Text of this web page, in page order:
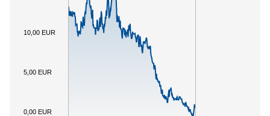
0,00 EUR
10,00 EUR
5,00 EUR